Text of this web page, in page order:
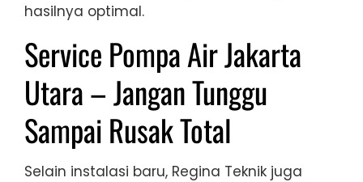
hasilnya optimal.
Service Pompa Air Jakarta
Utara – Jangan Tunggu
Sampai Rusak Total
Selain instalasi baru, Regina Teknik juga